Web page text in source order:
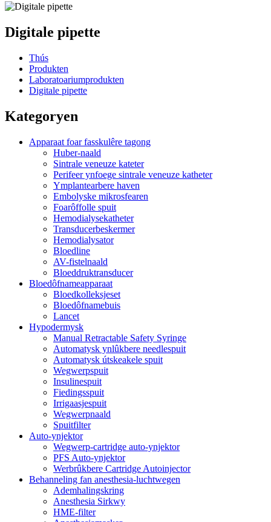
Digitale pipette
Thús
Produkten
Laboratoariumprodukten
Digitale pipette
Kategoryen
Apparaat foar fasskulêre tagong
Huber-naald
Sintrale veneuze kateter
Perifeer ynfoege sintrale veneuze katheter
Ymplantearbere haven
Embolyske mikrosfearen
Foarôffolle spuit
Hemodialysekatheter
Transducerbeskermer
Hemodialysator
Bloedline
AV-fistelnaald
Bloeddruktransducer
Bloedôfnameapparaat
Bloedkolleksjeset
Bloedôfnamebuis
Lancet
Hypodermysk
Manual Retractable Safety Syringe
Automatysk ynlûkbere needlespuit
Automatysk útskeakele spuit
Wegwerpspuit
Insulinespuit
Fiedingsspuit
Irrigaasjespuit
Wegwerpnaald
Spuitfilter
Auto-ynjektor
Wegwerp-cartridge auto-ynjektor
PFS Auto-ynjektor
Werbrûkbere Cartridge Autoinjector
Behanneling fan anesthesia-luchtwegen
Ademhalingskring
Anesthesia Sirkwy
HME-filter